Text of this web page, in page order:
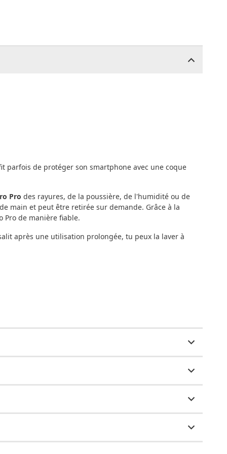
de protéger son smartphone avec une coque
Pro des rayures, de la poussière, de l'humidité ou de
main et peut être retirée sur demande. Grâce à la
Pro de manière fiable.
après une utilisation prolongée, tu peux la laver à